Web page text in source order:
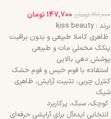
211,000 تومان 147,700تومان
برند : kiss beauty
ظاهری کاملا طبیعی و بدون براقیت
پنکک مخملی مات و طبیعی
پوشش دهی بالایی
استفاده با فوم خیس و فوم خشک
کنترل چربی، تثبیت آرایش، ظاهری
شیک
کوچک، سبک، پرکاربرد
انتخابی ایده‌آل برای آرایشی حرفه‌ای